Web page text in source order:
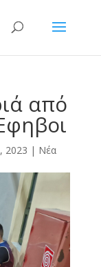
από
2023 | Νέα